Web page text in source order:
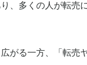
、多くの人が転売
がる一方、「転売